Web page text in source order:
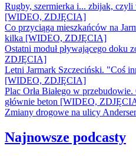
Rugby, szermierka i... zbijak,
[WIDEO, ZDJĘCIA]
Co przyciąga mieszkańców na
kilka [WIDEO, ZDJĘCIA]
Ostatni moduł pływającego doku
ZDJĘCIA]
Letni Jarmark Szczeciński. "Coś
[WIDEO, ZDJĘCIA]
Plac Orła Białego w
głównie beton [WIDEO,
Zmiany drogowe na ulicy
Najnowsze podcasty